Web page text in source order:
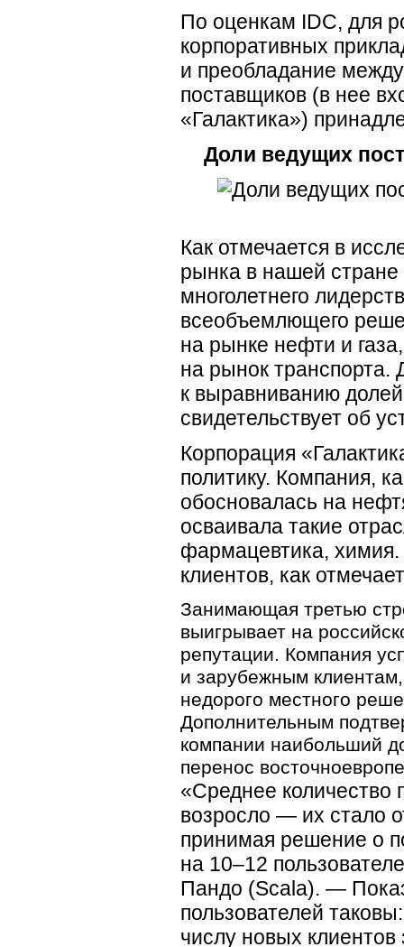
По оценкам IDC, для
корпоративных
и преобладание
поставщиков (в нее
«Галактика»)
Доли ведущих
Как отмечается в
рынка в нашей стране
многолетнего
всеобъемлющего
на рынке нефти и
на рынок транспорта.
к выравниванию
свидетельствует об
Корпорация
политику. Компания,
обосновалась на
осваивала такие
фармацевтика,
клиентов, как
Занимающая третью
выигрывает на
репутации. Компания
и зарубежным
недорого местного
Дополнительным
компании наибольший
перенос
«Среднее количество
возросло — их стало
принимая решение о
на 10–12
Пандо (Scala). —
пользователей
числу новых